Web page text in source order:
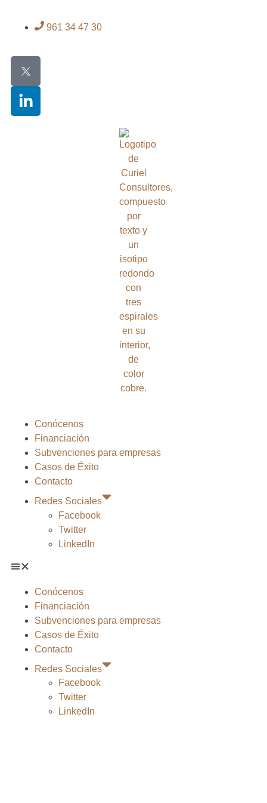
961 34 47 30
Conócenos
Financiación
Subvenciones para empresas
Casos de Éxito
Contacto
Redes Sociales
Facebook
Twitter
LinkedIn
Conócenos
Financiación
Subvenciones para empresas
Casos de Éxito
Contacto
Redes Sociales
Facebook
Twitter
LinkedIn